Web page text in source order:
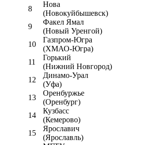
8
Нова
(Новокуйбышевск)
9
Факел Ямал
(Новый Уренгой)
10
Газпром-Югра
(ХМАО-Югра)
11
Горький
(Нижний Новгород)
12
Динамо-Урал
(Уфа)
13
Оренбуржье
(Оренбург)
14
Кузбасс
(Кемерово)
15
Ярославич
(Ярославль)